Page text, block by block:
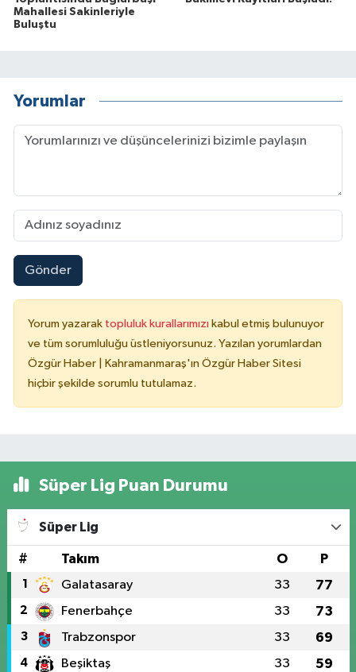
Mahallesi Sakinleriyle
Buluştu
Yorumlar
Gönder
Yorum yazarak topluluk kurallarımızı kabul etmiş bulunuyor
ve tüm sorumluluğu üstleniyorsunuz. Yazılan yorumlardan
Özgür Haber | Kahramanmaraş'ın Özgür Haber Sitesi
hiçbir şekilde sorumlu tutulamaz.
Süper Lig Puan Durumu
Süper Lig
# Takım O P
1 Galatasaray 33 77
2 Fenerbahçe 33 73
3 Trabzonspor 33 69
4 Beşiktaş 33 59